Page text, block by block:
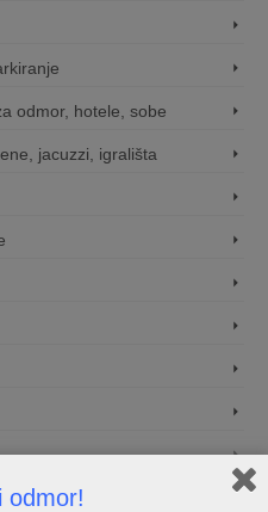
odmor, hotele, sobe
jacuzzi, igrališta
odmor!